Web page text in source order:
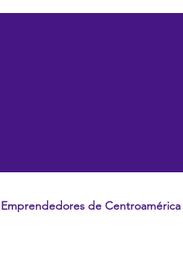
de Centroamérica